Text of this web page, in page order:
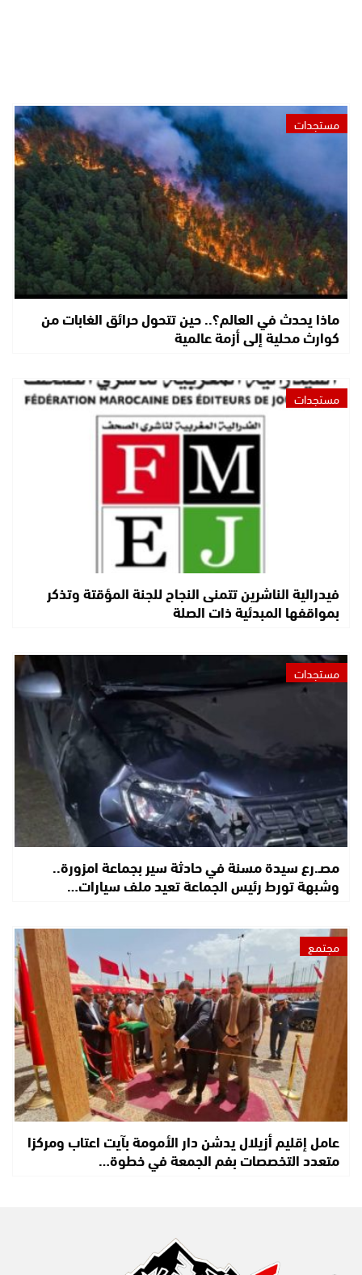
مستجدات
ماذا يحدث في العالم؟.. حين تتحول حرائق الغابات من
كوارث محلية إلى أزمة عالمية
مستجدات
فيدرالية الناشرين تتمنى النجاح للجنة المؤقتة وتذكر
بمواقفها المبدئية ذات الصلة
مستجدات
مصـ.رع سيدة مسنة في حادثة سير بجماعة امزورة..
وشبهة تورط رئيس الجماعة تعيد ملف سيارات…
مجتمع
عامل إقليم أزيلال يدشن دار الأمومة بآيت اعتاب ومركزا
متعدد التخصصات بفم الجمعة في خطوة…